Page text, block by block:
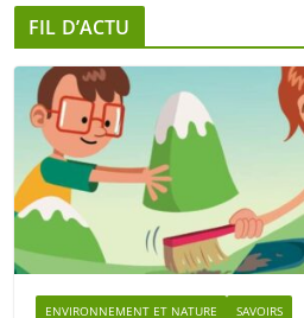
FIL D’ACTU
ENVIRONNEMENT ET NATURE
SAVOIRS